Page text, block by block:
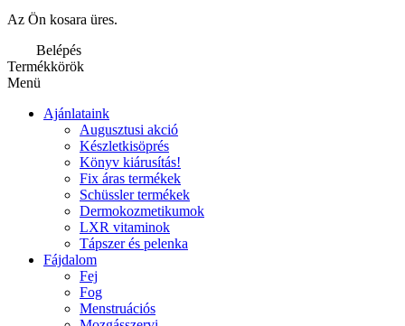
Az Ön kosara üres.
Belépés
Termékkörök
Menü
Ajánlataink
Augusztusi akció
Készletkisöprés
Könyv kiárusítás!
Fix áras termékek
Schüssler termékek
Dermokozmetikumok
LXR vitaminok
Tápszer és pelenka
Fájdalom
Fej
Fog
Menstruációs